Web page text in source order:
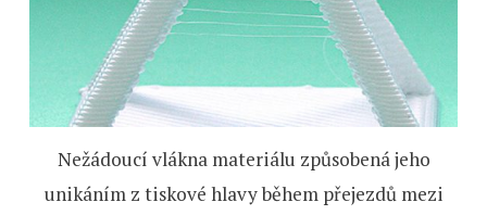
Nežádoucí vlákna materiálu způsobená jeho
unikáním z tiskové hlavy během přejezdů mezi